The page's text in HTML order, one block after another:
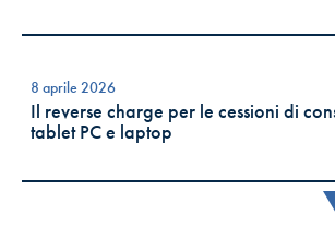
8 aprile 2026
Il reverse charge per le cessioni di
tablet PC e laptop